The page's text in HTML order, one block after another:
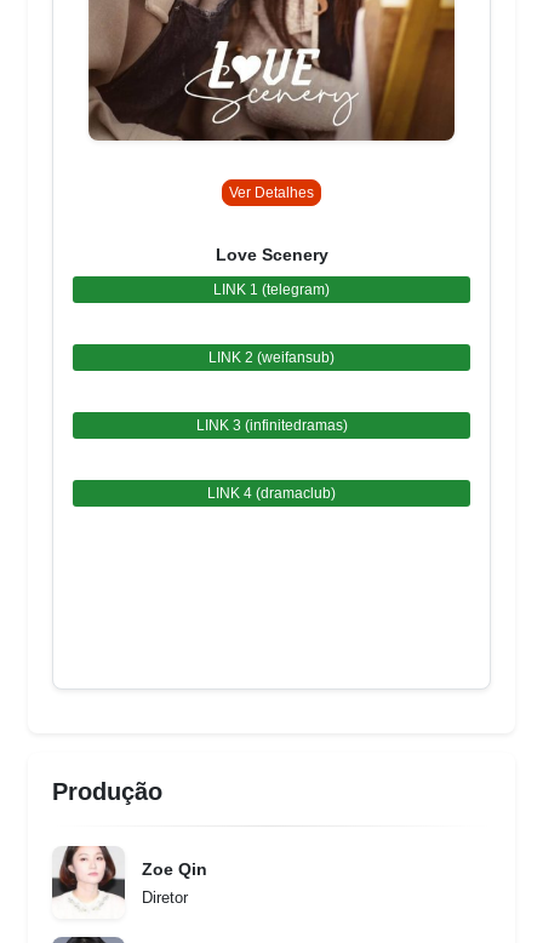
Ver Detalhes
Love Scenery
LINK 1 (telegram)
LINK 2 (weifansub)
LINK 3 (infinitedramas)
LINK 4 (dramaclub)
Produção
Zoe Qin
Diretor